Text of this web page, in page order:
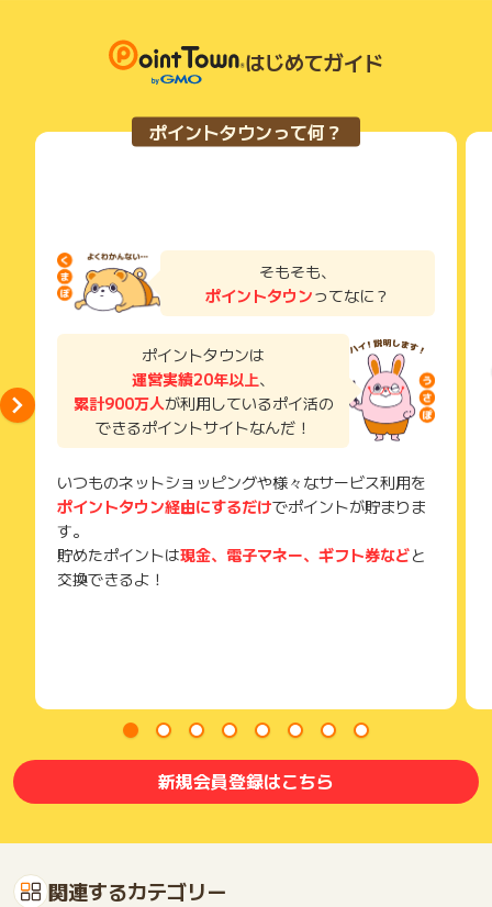
獲得待ち・獲得失敗の状態でお問い合わせされる際に、該当の
メールを送っていただく場合がございます。
そのため、紛失・破棄された場合は対応いたしかねますので、
(※) SafariやChromeなどwebサイトを表示するアプリのこと
はじめてガイド
ポイントタウンって何？
そもそも、
ポイントタウンってなに？
ポイントタウンは
運営実績20年以上、
累計900万人が利用しているポイ活の
できるポイントサイトなんだ！
いつものネットショッピングや様々なサービス利用を
ポイントタウン経由にするだけでポイントが貯まりま
す。
貯めたポイントは現金、電子マネー、ギフト券などと
交換できるよ！
新規会員登録はこちら
関連するカテゴリー